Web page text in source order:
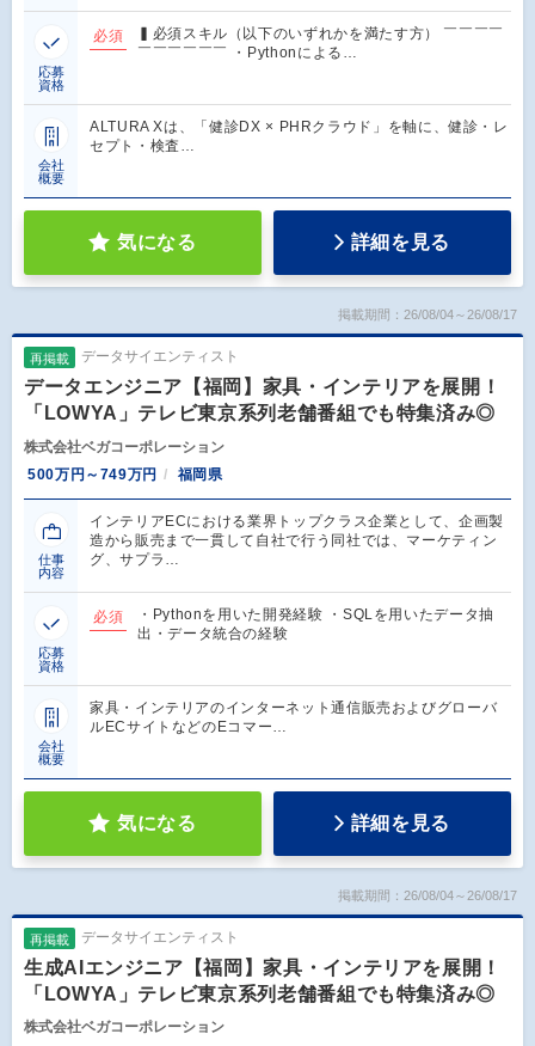
応募
資格
必須
▍必須スキル（以下のいずれかを満たす方） ￣￣￣￣
￣￣￣￣￣￣ ・Pythonによる…
会社
概要
ALTURA Xは、「健診DX × PHRクラウド」を軸に、健診・レ
セプト・検査…
気になる 詳細を見る
掲載期間：26/08/04～26/08/17
再掲載 データサイエンティスト
データエンジニア【福岡】家具・インテリアを展開！
「LOWYA」テレビ東京系列老舗番組でも特集済み◎
株式会社ベガコーポレーション
500万円～749万円
福岡県
仕事
内容
インテリアECにおける業界トップクラス企業として、企画製
造から販売まで一貫して自社で行う同社では、マーケティン
グ、サプラ…
応募
資格
必須
・Pythonを用いた開発経験 ・SQLを用いたデータ抽
出・データ統合の経験
会社
概要
家具・インテリアのインターネット通信販売およびグローバ
ルECサイトなどのEコマー…
気になる 詳細を見る
掲載期間：26/08/04～26/08/17
再掲載 データサイエンティスト
生成AIエンジニア【福岡】家具・インテリアを展開！
「LOWYA」テレビ東京系列老舗番組でも特集済み◎
株式会社ベガコーポレーション